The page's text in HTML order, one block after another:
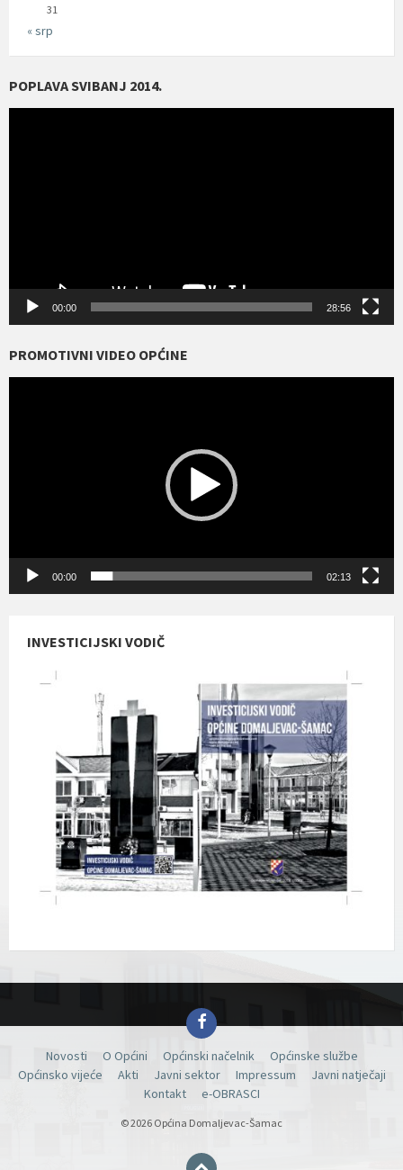
31
« srp
POPLAVA SVIBANJ 2014.
00:00 28:56
PROMOTIVNI VIDEO OPĆINE
00:00 02:13
INVESTICIJSKI VODIČ
Facebook
Novosti O Općini Općinski načelnik
Općinske službe
Općinsko vijeće
Akti Javni sektor Impressum
Javni natječaji
Kontakt
e-OBRASCI
© 2026 Općina Domaljevac-Šamac